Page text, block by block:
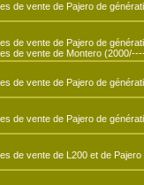
de vente de Pajero de
de vente de Pajero de
de vente de Montero (2000/----
de vente de Pajero de
de vente de Pajero de
de vente de L200 et de Pajero